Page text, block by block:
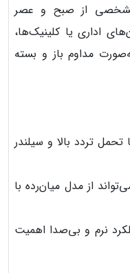
مشخصی از صبح و عصر
اداری یا کلینیک‌ها،
مداوم باز و بسته
تحمل تردد بالا و سیلندر
از مدل میان‌رده با
نرم و بی‌صدا اهمیت